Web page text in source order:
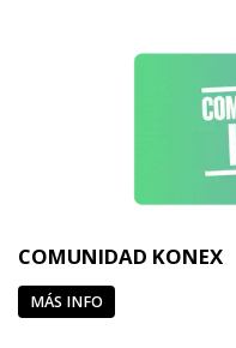
COMUNIDAD KONEX
MÁS INFO